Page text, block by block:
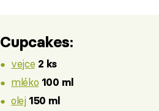
Cupcakes:
vejce 2 ks
mléko 100 ml
olej 150 ml